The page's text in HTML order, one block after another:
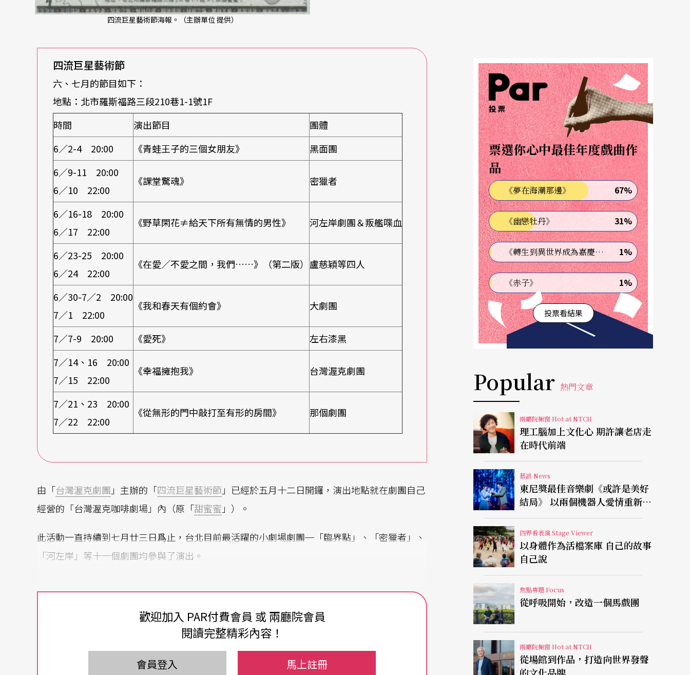
四流巨星藝術節海報。（主辦單位 提供）
四流巨星藝術節
六、七月的節目如下：
地點：北市羅斯福路三段210巷1-1號1F
時間
演出節目
團體
6／2-4 20:00
《青蛙王子的三個女朋友》
黑面團
6／9-11 20:00
6／10 22:00
《課堂驚魂》 密獵者
6／16-18 20:00
6／17 22:00
《野草閑花≠給天下所有無情的男性》 河左岸劇團＆叛艦喋血
6／23-25 20:00
6／24 22:00
《在愛／不愛之間，我們……》（第二版） 盧慈穎等四人
6／30-7／2 20:00
7／1 22:00
《我和春天有個約會》 大劇團
7／7-9 20:00 《愛死》
左右漆黑
7／14、16 20:00
7／15 22:00
《幸福擁抱我》 台灣渥克劇團
7／21、23 20:00
7／22 22:00
《從無形的門中敲打至有形的房間》 那個劇團
由「台灣渥克劇團 」主辦的「四流巨星藝術節 」已經於五月十二日開鑼，演出地點就在劇團自己
經營的「台灣渥克咖啡劇場」內（原「甜蜜蜜 」）。
此活動一直持續到七月廿三日爲止，台北目前最活躍的小劇場劇團─「臨界點」、「密獵者」、
「河左岸」等十一個劇團均參與了演出。
歡迎加入 PAR付費會員 或 兩廳院會員
閱讀完整精彩內容！
會員登入 馬上註冊
投票
票選你心中最佳年度戲曲作
品
《夢在海潮那邊》 67%
《幽戀牡丹》 31%
《轉生到異世界成為嘉慶君—發現我的祖先是詐騙集團!?》 1%
《赤子》 1%
投票看結果
Popular 熱門文章
兩廳院櫥窗 Hot at NTCH
理工腦加上文化心 期許讓老店走
在時代前端
藝訊 News
東尼獎最佳音樂劇《或許是美好
結局》 以兩個機器人愛情重新凝
視有限人生
四界看表演 Stage Viewer
以身體作為活檔案庫 自己的故事
自己說
焦點專題 Focus
從呼吸開始，改造一個馬戲團
兩廳院櫥窗 Hot at NTCH
從場館到作品，打造向世界發聲